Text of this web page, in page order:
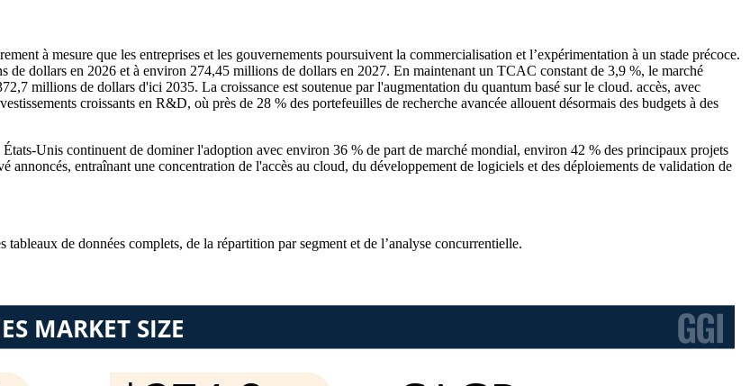
à mesure que les entreprises et les gouvernements poursuivent la commercialisation et l’expérimentation à un stade précoce.
dollars en 2026 et à environ 274,45 millions de dollars en 2027. En maintenant un TCAC constant de 3,9 %, le marché
millions de dollars d'ici 2035. La croissance est soutenue par l'augmentation du quantum basé sur le cloud. accès, avec
croissants en R&D, où près de 28 % des portefeuilles de recherche avancée allouent désormais des budgets à des
Unis continuent de dominer l'adoption avec environ 36 % de part de marché mondial, environ 42 % des principaux projets
annoncés, entraînant une concentration de l'accès au cloud, du développement de logiciels et des déploiements de validation de
tableaux de données complets, de la répartition par segment et de l’analyse concurrentielle.